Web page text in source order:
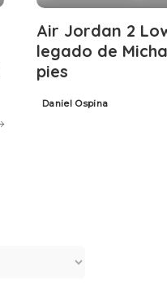
Air Jordan 2
legado de
pies
Posted
Daniel Ospina